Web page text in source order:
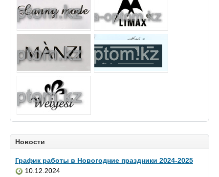
Новости
График работы в Новогодние праздники 2024-2025
10.12.2024